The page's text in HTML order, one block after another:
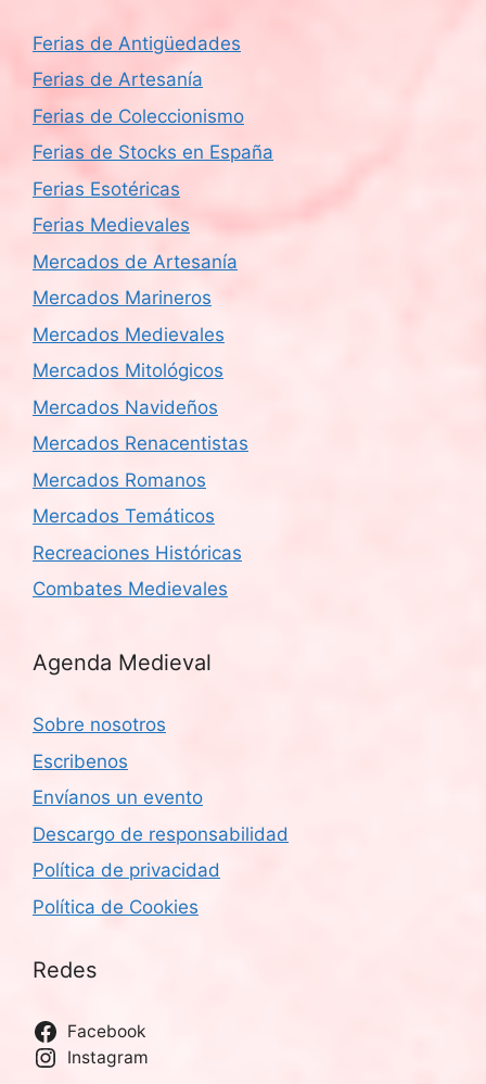
Ferias de Antigüedades
Ferias de Artesanía
Ferias de Coleccionismo
Ferias de Stocks en España
Ferias Esotéricas
Ferias Medievales
Mercados de Artesanía
Mercados Marineros
Mercados Medievales
Mercados Mitológicos
Mercados Navideños
Mercados Renacentistas
Mercados Romanos
Mercados Temáticos
Recreaciones Históricas
Combates Medievales
Agenda Medieval
Sobre nosotros
Escribenos
Envíanos un evento
Descargo de responsabilidad
Política de privacidad
Política de Cookies
Redes
Facebook
Instagram